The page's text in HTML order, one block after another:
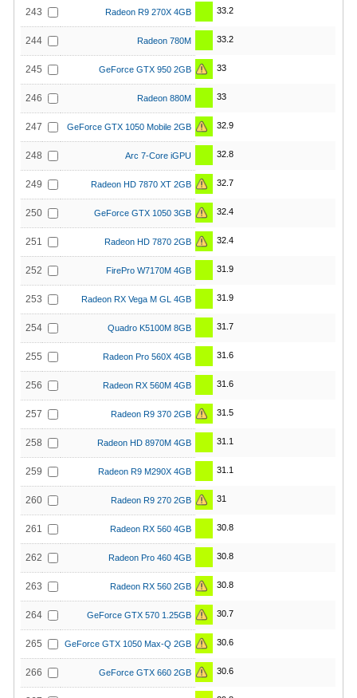
243 Radeon R9 270X 4GB 33.2
244 Radeon 780M 33.2
245 GeForce GTX 950 2GB 33
246 Radeon 880M 33
247 GeForce GTX 1050 Mobile 2GB 32.9
248 Arc 7-Core iGPU 32.8
249 Radeon HD 7870 XT 2GB 32.7
250 GeForce GTX 1050 3GB 32.4
251 Radeon HD 7870 2GB 32.4
252 FirePro W7170M 4GB 31.9
253 Radeon RX Vega M GL 4GB 31.9
254 Quadro K5100M 8GB 31.7
255 Radeon Pro 560X 4GB 31.6
256 Radeon RX 560M 4GB 31.6
257 Radeon R9 370 2GB 31.5
258 Radeon HD 8970M 4GB 31.1
259 Radeon R9 M290X 4GB 31.1
260 Radeon R9 270 2GB 31
261 Radeon RX 560 4GB 30.8
262 Radeon Pro 460 4GB 30.8
263 Radeon RX 560 2GB 30.8
264 GeForce GTX 570 1.25GB 30.7
265 GeForce GTX 1050 Max-Q 2GB 30.6
266 GeForce GTX 660 2GB 30.6